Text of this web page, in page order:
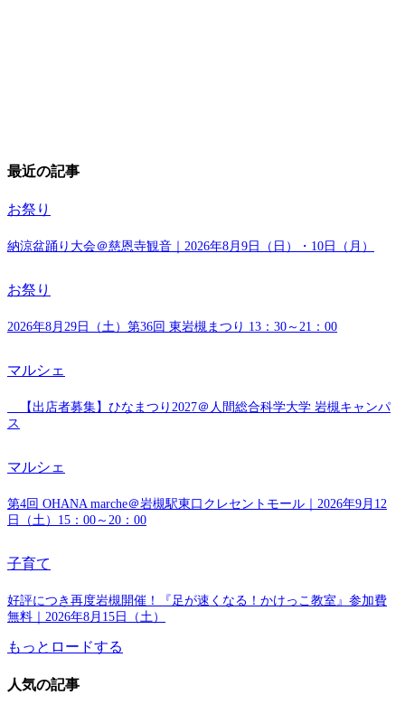
最近の記事
お祭り
納涼盆踊り大会＠慈恩寺観音｜2026年8月9日（日）・10日（月）
お祭り
2026年8月29日（土）第36回 東岩槻まつり 13：30～21：00
マルシェ
【出店者募集】ひなまつり2027＠人間総合科学大学 岩槻キャンパ
ス
マルシェ
第4回 OHANA marche＠岩槻駅東口クレセントモール｜2026年9月12
日（土）15：00～20：00
子育て
好評につき再度岩槻開催！『足が速くなる！かけっこ教室』参加費
無料｜2026年8月15日（土）
もっとロードする
人気の記事